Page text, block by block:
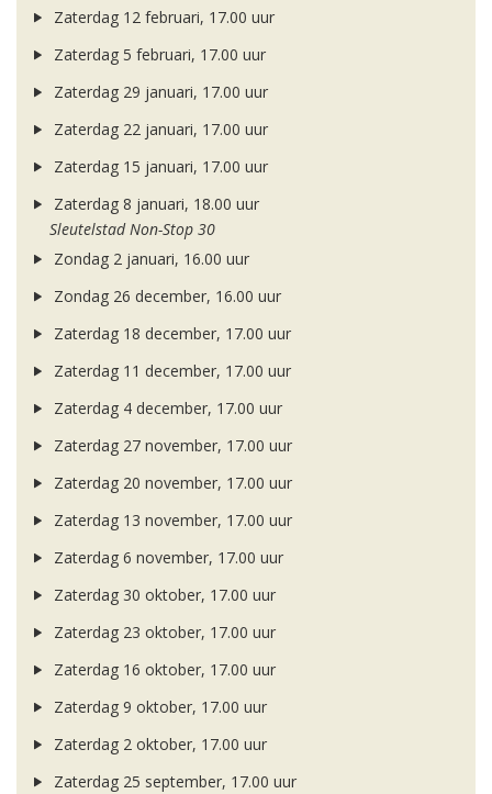
Zaterdag 12 februari, 17.00 uur
Zaterdag 5 februari, 17.00 uur
Zaterdag 29 januari, 17.00 uur
Zaterdag 22 januari, 17.00 uur
Zaterdag 15 januari, 17.00 uur
Zaterdag 8 januari, 18.00 uur
Sleutelstad Non-Stop 30
Zondag 2 januari, 16.00 uur
Zondag 26 december, 16.00 uur
Zaterdag 18 december, 17.00 uur
Zaterdag 11 december, 17.00 uur
Zaterdag 4 december, 17.00 uur
Zaterdag 27 november, 17.00 uur
Zaterdag 20 november, 17.00 uur
Zaterdag 13 november, 17.00 uur
Zaterdag 6 november, 17.00 uur
Zaterdag 30 oktober, 17.00 uur
Zaterdag 23 oktober, 17.00 uur
Zaterdag 16 oktober, 17.00 uur
Zaterdag 9 oktober, 17.00 uur
Zaterdag 2 oktober, 17.00 uur
Zaterdag 25 september, 17.00 uur